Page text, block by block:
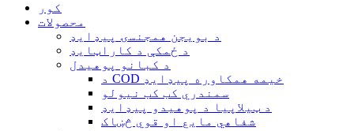
کور
محصولات
د بویجن همجنسۍ پیډایډ
د ځمکې د کاراټایډ
د کبانو پوهیدل
د COD خیمه همکاوره پیډایډ
سمندري کب کب نیولو
د ټیلاپیا د پوهیدو پیډایډ
شفاهي مایع او قوي څښاک